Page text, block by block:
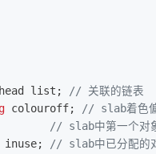
list ;
// 关联的链表
colouroff;
// slab着色
// slab中第一个对
inuse;
// slab中已分配的